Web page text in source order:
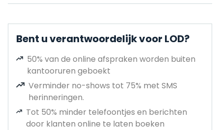
Bent u verantwoordelijk voor LOD?
50% van de online afspraken worden buiten
kantooruren geboekt
Verminder no-shows tot 75% met SMS
herinneringen.
Tot 50% minder telefoontjes en berichten
door klanten online te laten boeken